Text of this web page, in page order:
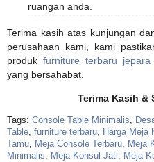
ruangan anda.
Terima kasih atas kunjungan
perusahaan kami, kami
produk furniture terbaru jepara
yang bersahabat.
Terima Kasih &
Tags: Console Table Minimalis,
Table, furniture terbaru, Harga Meja
Tamu, Meja Console Terbaru, Meja
Minimalis, Meja Konsul Jati, Meja